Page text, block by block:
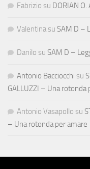
Fabrizio su DORIAN O.
Valentina su SAM D –
Danilo su SAM D –
Antonio Bacciocchi su
GALLUZZI – Una rotonda
Antonio Vasapollo su
– Una rotonda per amare